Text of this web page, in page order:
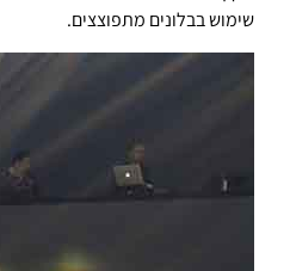
שימוש בבלונים מתפוצצים.